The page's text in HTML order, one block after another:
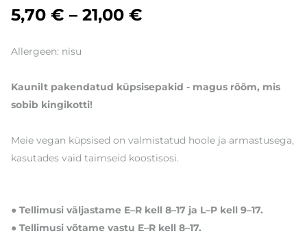
5,70 € – 21,00 €
Allergeen: nisu
Kaunilt pakendatud küpsisepakid - magus rõõm, mis
sobib kingikotti!
Meie vegan küpsised on valmistatud hoole ja armastusega,
kasutades vaid taimseid koostisosi.
● Tellimusi väljastame E–R kell 8–17 ja L–P kell 9–17.
● Tellimusi võtame vastu E–R kell 8–17.